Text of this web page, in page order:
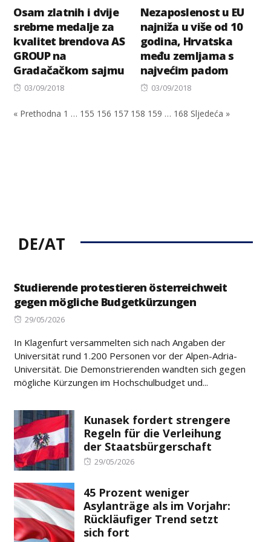
Osam zlatnih i dvije
srebrne medalje za
kvalitet brendova AS
GROUP na
Gradačačkom sajmu
Posted
03/09/2018
Nezaposlenost u EU
najniža u više od 10
godina, Hrvatska
među zemljama s
najvećim padom
Posted
03/09/2018
« Prethodna 1 … 155 156 157 158 159 … 168 Sljedeća »
DE/AT
Studierende protestieren österreichweit
gegen mögliche Budgetkürzungen
Posted
29/05/2026
In Klagenfurt versammelten sich nach Angaben der
Universität rund 1.200 Personen vor der Alpen-Adria-
Universität. Die Demonstrierenden wandten sich gegen
mögliche Kürzungen im Hochschulbudget und...
Kunasek fordert strengere
Regeln für die Verleihung
der Staatsbürgerschaft
Posted
29/05/2026
45 Prozent weniger
Asylanträge als im Vorjahr:
Rückläufiger Trend setzt
sich fort